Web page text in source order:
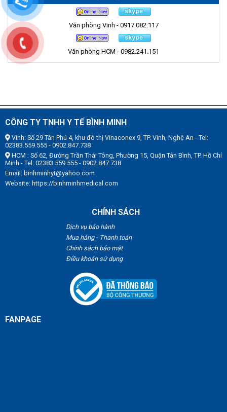
Văn phòng Vinh - 0917.082.117
Văn phòng HCM - 0982.241.151
CÔNG TY TNHH Y TẾ BÌNH MINH
Vinh: Số 29 Tân Phú 4, khu đô thị Vinaconex 9, TP. Vinh, Nghệ An - Tel:
02383.559.555 - 0902.847.738
HCM : Số 62, Đường Trần Thái Tông, Phường 15, Quận Tân Bình, TP. Hồ Chí
Minh - Tel: 02383.559.555 - 0902.847.738
Email: binhminhyt@yahoo.com
Website: https://binhminhmedical.com
CHÍNH SÁCH
Dịch vụ bảo hành
Mua hàng - Thanh toán
Chính sách bảo mật
Điều khoản sử dụng
FANPAGE